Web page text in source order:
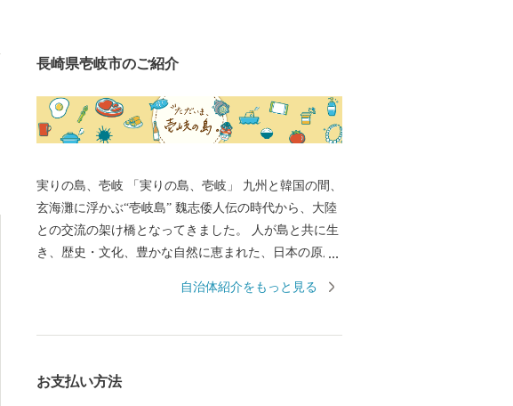
長崎県壱岐市のご紹介
実りの島、壱岐 「実りの島、壱岐」 九州と韓国の間、
玄海灘に浮かぶ“壱岐島” 魏志倭人伝の時代から、大陸
との交流の架け橋となってきました。 人が島と共に生
き、歴史・文化、豊かな自然に恵まれた、日本の原風
関）から地理的表示認定を受けた「壱岐焼酎」。 壱岐
リーンの海。 住む人に、訪れる人に様々な“実り”をも
自治体紹介をもっと見る
お支払い方法